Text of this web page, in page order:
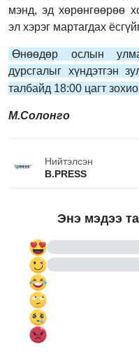
мэнд, эд хөрөнгөөрөө
эл хэрэг мартагдах
Өнөөдөр ослын
дурсгалыг хүндэтгэн
талбайд 18:00 цагт
М.Солонго
Нийтэлсэн
B.PRESS
Энэ мэдээ